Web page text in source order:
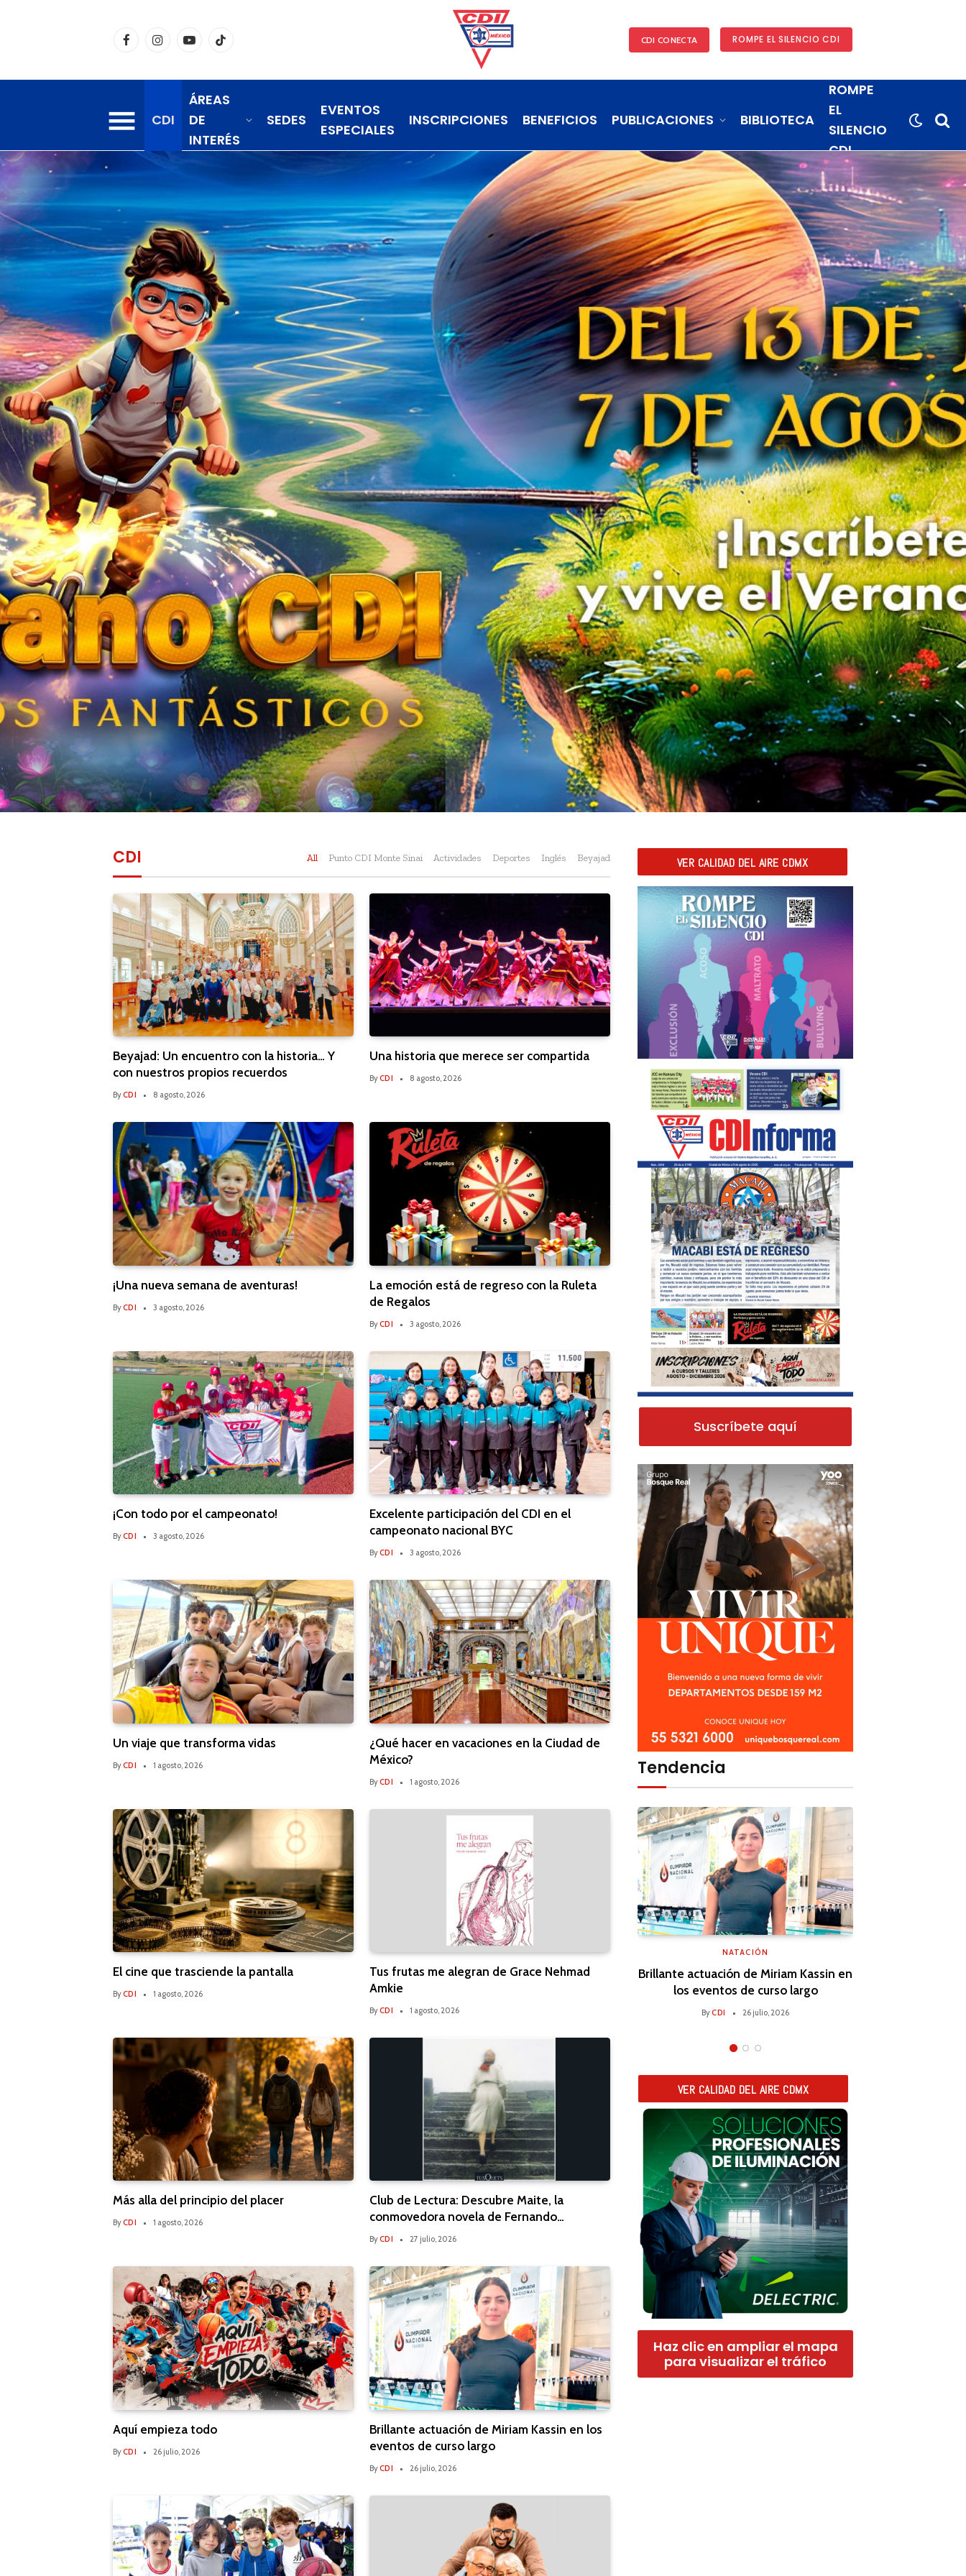
FacebookInstagramYouTubeTikTok CDI CONECTA ROMPE EL SILENCIO CDI
CDI
ÁREAS
DE
INTERÉS
SEDES
EVENTOS
ESPECIALES
INSCRIPCIONES BENEFICIOS PUBLICACIONES BIBLIOTECA
ROMPE
EL
SILENCIO
CDI
CDI All Punto CDI Monte Sinai Actividades Deportes Inglés Beyajad
Beyajad: Un encuentro con la historia… Y
con nuestros propios recuerdos
ByCDI 8 agosto, 2026
Una historia que merece ser compartida
ByCDI 8 agosto, 2026
¡Una nueva semana de aventuras!
ByCDI 3 agosto, 2026
La emoción está de regreso con la Ruleta
de Regalos
ByCDI 3 agosto, 2026
¡Con todo por el campeonato!
ByCDI 3 agosto, 2026
Excelente participación del CDI en el
campeonato nacional BYC
ByCDI 3 agosto, 2026
Un viaje que transforma vidas
ByCDI 1 agosto, 2026
¿Qué hacer en vacaciones en la Ciudad de
México?
ByCDI 1 agosto, 2026
El cine que trasciende la pantalla
ByCDI 1 agosto, 2026
Tus frutas me alegran de Grace Nehmad
Amkie
ByCDI 1 agosto, 2026
Más alla del principio del placer
ByCDI 1 agosto, 2026
Club de Lectura: Descubre Maite, la
conmovedora novela de Fernando
Aramburu
ByCDI 27 julio, 2026
Aquí empieza todo
ByCDI 26 julio, 2026
Brillante actuación de Miriam Kassin en los
eventos de curso largo
ByCDI 26 julio, 2026
VER CALIDAD DEL AIRE CDMX
Suscríbete aquí
Tendencia
BÉISBOL
Celebra tercer lugar en interligas y
NATACIÓN
Brillante actuación de Miriam Kassin en
los eventos de curso largo
ByCDI 26 julio, 2026
VER CALIDAD DEL AIRE CDMX
Haz clic en ampliar el mapa
para visualizar el tráfico